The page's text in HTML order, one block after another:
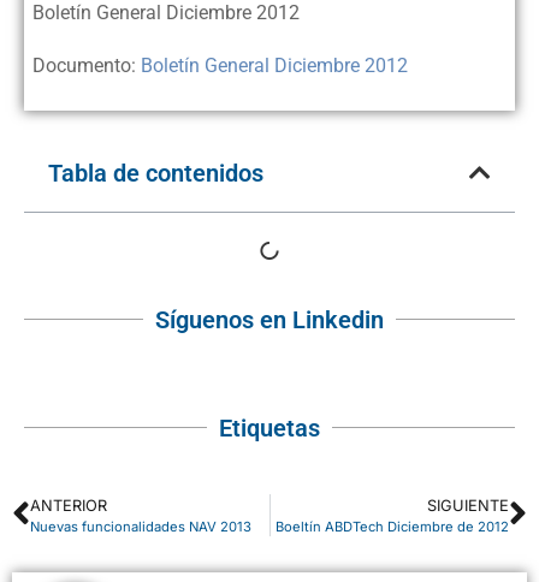
Boletín General Diciembre 2012
Documento: Boletín General Diciembre 2012
Tabla de contenidos
Síguenos en Linkedin
Etiquetas
ANTERIOR
Nuevas funcionalidades NAV 2013
SIGUIENTE
Boeltín ABDTech Diciembre de 2012